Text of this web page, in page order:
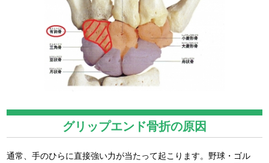
グリップエンド骨折の原因
通常、手のひらに直接強い力が当たって起こります。野球・ゴル